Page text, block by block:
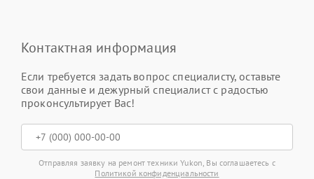
Контактная информация
Если требуется задать вопрос специалисту, оставьте
свои данные и дежурный специалист с радостью
проконсультирует Вас!
Отправляя заявку на ремонт техники Yukon, Вы соглашаетесь с
Политикой конфиденциальности